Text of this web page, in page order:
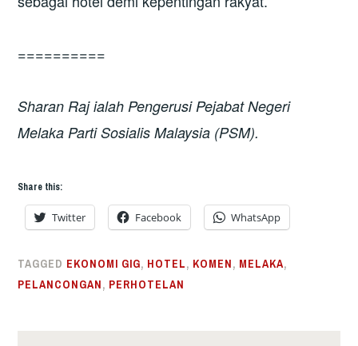
==========
Sharan Raj ialah Pengerusi Pejabat Negeri
Melaka Parti Sosialis Malaysia (PSM).
Share this:
Twitter Facebook WhatsApp
TAGGED EKONOMI GIG, HOTEL, KOMEN, MELAKA,
PELANCONGAN, PERHOTELAN